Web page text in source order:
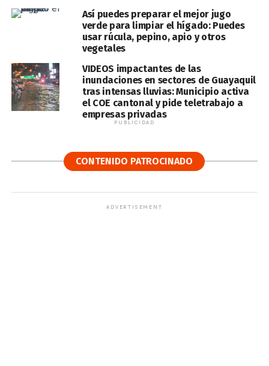
Así puedes preparar el mejor jugo
verde para limpiar el hígado: Puedes
usar rúcula, pepino, apio y otros
vegetales
VIDEOS impactantes de las
inundaciones en sectores de Guayaquil
tras intensas lluvias: Municipio activa
el COE cantonal y pide teletrabajo a
empresas privadas
PUBLICIDAD
CONTENIDO PATROCINADO
ADVERTISEMENT